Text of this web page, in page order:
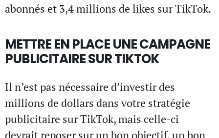
abonnés et 3,4 millions de likes sur TikTok.
METTRE EN PLACE UNE CAMPAGNE
PUBLICITAIRE SUR TIKTOK
Il n’est pas nécessaire d’investir des
millions de dollars dans votre stratégie
publicitaire sur TikTok, mais celle-ci
devrait reposer sur un bon objectif, un bon